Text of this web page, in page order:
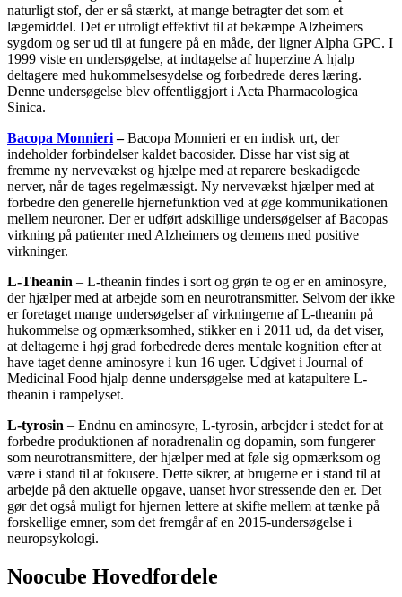
naturligt stof, der er så stærkt, at mange betragter det som et
lægemiddel. Det er utroligt effektivt til at bekæmpe Alzheimers
sygdom og ser ud til at fungere på en måde, der ligner Alpha GPC. I
1999 viste en undersøgelse, at indtagelse af huperzine A hjalp
deltagere med hukommelsesydelse og forbedrede deres læring.
Denne undersøgelse blev offentliggjort i Acta Pharmacologica
Sinica.
Bacopa Monnieri–Bacopa Monnieri er en indisk urt, der
indeholder forbindelser kaldet bacosider. Disse har vist sig at
fremme ny nervevækst og hjælpe med at reparere beskadigede
nerver, når de tages regelmæssigt. Ny nervevækst hjælper med at
forbedre den generelle hjernefunktion ved at øge kommunikationen
mellem neuroner. Der er udført adskillige undersøgelser af Bacopas
virkning på patienter med Alzheimers og demens med positive
virkninger.
L-Theanin – L-theanin findes i sort og grøn te og er en aminosyre,
der hjælper med at arbejde som en neurotransmitter. Selvom der ikke
er foretaget mange undersøgelser af virkningerne af L-theanin på
hukommelse og opmærksomhed, stikker en i 2011 ud, da det viser,
at deltagerne i høj grad forbedrede deres mentale kognition efter at
have taget denne aminosyre i kun 16 uger. Udgivet i Journal of
Medicinal Food hjalp denne undersøgelse med at katapultere L-
theanin i rampelyset.
L-tyrosin – Endnu en aminosyre, L-tyrosin, arbejder i stedet for at
forbedre produktionen af ​​noradrenalin og dopamin, som fungerer
som neurotransmittere, der hjælper med at føle sig opmærksom og
være i stand til at fokusere. Dette sikrer, at brugerne er i stand til at
arbejde på den aktuelle opgave, uanset hvor stressende den er. Det
gør det også muligt for hjernen lettere at skifte mellem at tænke på
forskellige emner, som det fremgår af en 2015-undersøgelse i
neuropsykologi.
Noocube Hovedfordele